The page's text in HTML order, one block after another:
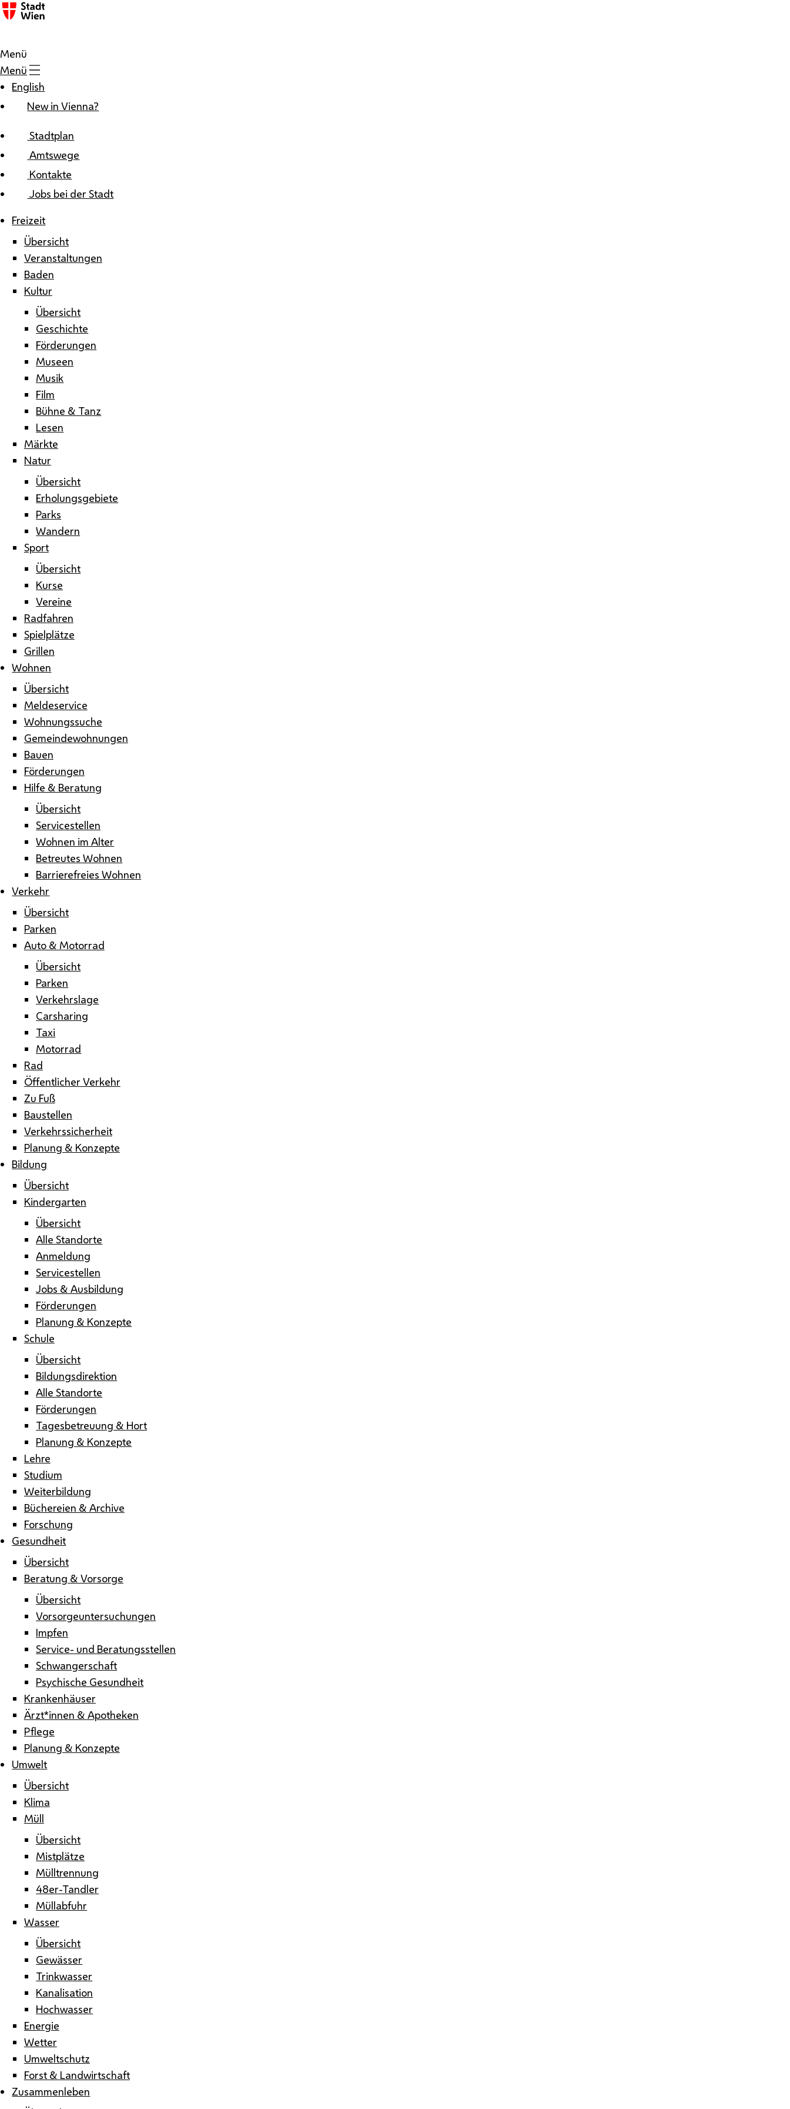
Zum Inhalt
Menü
Menü
English
New in Vienna?
Stadtplan
Amtswege
Kontakte
Jobs bei der Stadt
Freizeit
Übersicht
Veranstaltungen
Baden
Kultur
Übersicht
Geschichte
Förderungen
Museen
Musik
Film
Bühne & Tanz
Lesen
Märkte
Natur
Übersicht
Erholungsgebiete
Parks
Wandern
Sport
Übersicht
Kurse
Vereine
Radfahren
Spielplätze
Grillen
Wohnen
Übersicht
Meldeservice
Wohnungssuche
Gemeindewohnungen
Bauen
Förderungen
Hilfe & Beratung
Übersicht
Servicestellen
Wohnen im Alter
Betreutes Wohnen
Barrierefreies Wohnen
Verkehr
Übersicht
Parken
Auto & Motorrad
Übersicht
Parken
Verkehrslage
Carsharing
Taxi
Motorrad
Rad
Öffentlicher Verkehr
Zu Fuß
Baustellen
Verkehrssicherheit
Planung & Konzepte
Bildung
Übersicht
Kindergarten
Übersicht
Alle Standorte
Anmeldung
Servicestellen
Jobs & Ausbildung
Förderungen
Planung & Konzepte
Schule
Übersicht
Bildungsdirektion
Alle Standorte
Förderungen
Tagesbetreuung & Hort
Planung & Konzepte
Lehre
Studium
Weiterbildung
Büchereien & Archive
Forschung
Gesundheit
Übersicht
Beratung & Vorsorge
Übersicht
Vorsorgeuntersuchungen
Impfen
Service- und Beratungsstellen
Schwangerschaft
Psychische Gesundheit
Krankenhäuser
Ärzt*innen & Apotheken
Pflege
Planung & Konzepte
Umwelt
Übersicht
Klima
Müll
Übersicht
Mistplätze
Mülltrennung
48er-Tandler
Müllabfuhr
Wasser
Übersicht
Gewässer
Trinkwasser
Kanalisation
Hochwasser
Energie
Wetter
Umweltschutz
Forst & Landwirtschaft
Zusammenleben